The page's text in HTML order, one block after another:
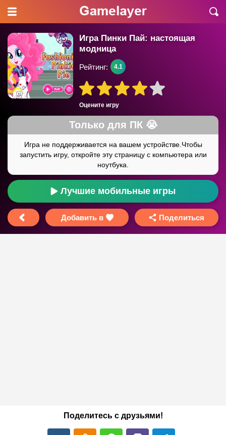
Игра Пинки Пай: настоящая
модница
Оцените игру
Рейтинг: 4.1
Лучшие мобильные игры
Добавить в Поделиться
Поделитесь с друзьями!